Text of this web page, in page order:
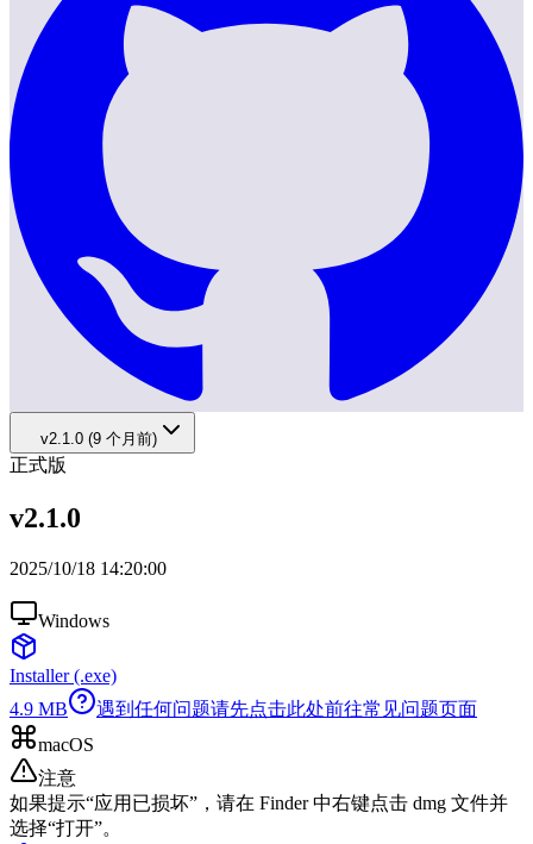
v2.1.0 (9 个月前)
正式版
v2.1.0
2025/10/18 14:20:00
Windows
Installer (.exe)
4.9 MB
遇到任何问题请先点击此处前往常见问题页面
macOS
注意
如果提示“应用已损坏”，请在 Finder 中右键点击 dmg 文件并
选择“打开”。